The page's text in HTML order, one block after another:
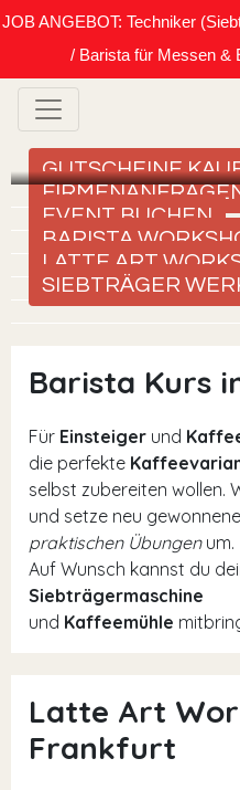
JOB ANGEBOT: Techniker
/ Barista für Messen &
GUTSCHEINE
EVENT BUCHEN
BARISTA
LATTE ART
SIEBTRÄGER
Barista Kurs
Für Einsteiger und
die perfekte
selbst zubereiten wollen.
und setze neu
praktischen Übungenum.
Auf Wunsch kannst du
Siebträgermaschine
und Kaffeemühle
Latte Art
Frankfurt